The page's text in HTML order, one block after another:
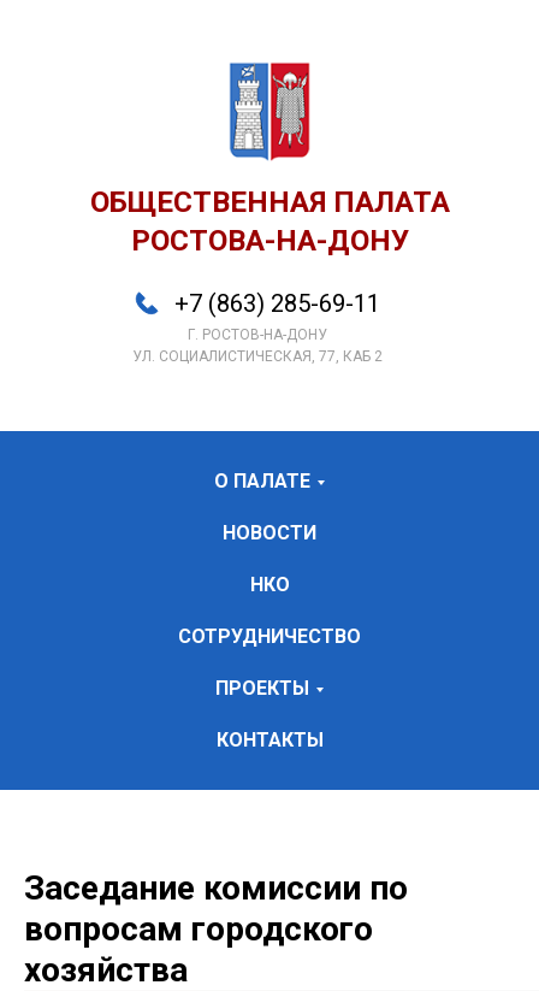
ОБЩЕСТВЕННАЯ ПАЛАТА
РОСТОВА-НА-ДОНУ
+7 (863) 285-69-11
Г. РОСТОВ-НА-ДОНУ
УЛ. СОЦИАЛИСТИЧЕСКАЯ, 77, КАБ 2
О ПАЛАТЕ
НОВОСТИ
НКО
СОТРУДНИЧЕСТВО
ПРОЕКТЫ
КОНТАКТЫ
Заседание комиссии по
вопросам городского
хозяйства